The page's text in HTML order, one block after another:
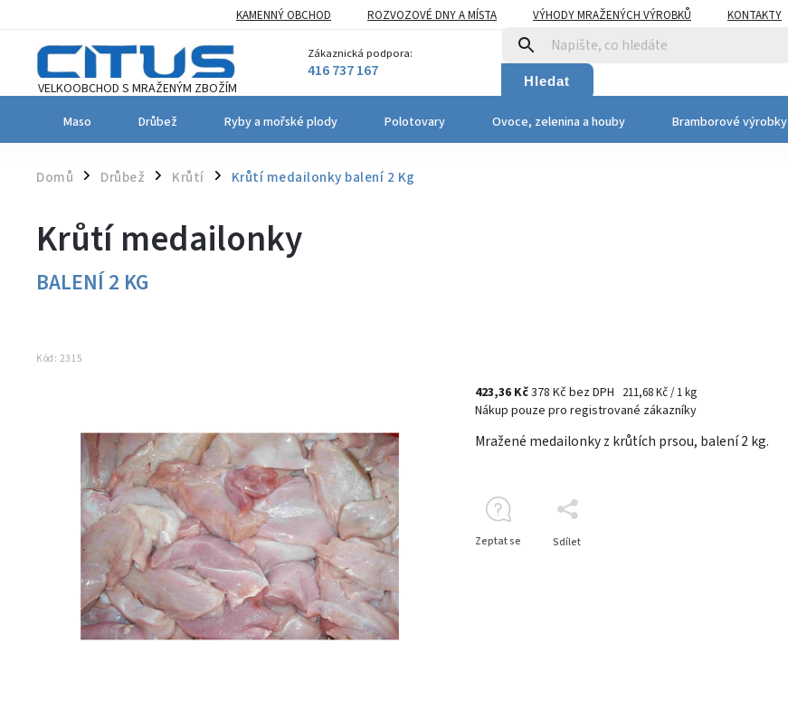
KAMENNÝ OBCHOD ROZVOZOVÉ DNY A MÍSTA VÝHODY MRAŽENÝCH VÝROBKŮ KONTAKTY
Zákaznická podpora:
416 737 167 Hledat
Maso Drůbež Ryby a mořské plody Polotovary Ovoce, zelenina a houby Bramborové výrobky
Domů / Drůbež / Krůtí / Krůtí medailonky balení 2 Kg
Krůtí medailonky
BALENÍ 2 KG
Kód: 2315
423,36 Kč378 Kč bez DPH 211,68 Kč / 1 kg
Nákup pouze pro registrované zákazníky
Mražené medailonky z krůtích prsou, balení 2 kg.
Zeptat se Sdílet